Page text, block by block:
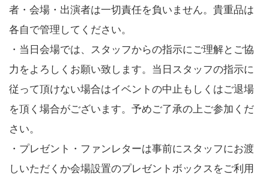
者・会場・出演者は一切責任を負いません。貴重品は
各自で管理してください。
・当日会場では、スタッフからの指示にご理解とご協
力をよろしくお願い致します。当日スタッフの指示に
従って頂けない場合はイベントの中止もしくはご退場
を頂く場合がございます。予めご了承の上ご参加くだ
さい。
・プレゼント・ファンレターは事前にスタッフにお渡
しいただくか会場設置のプレゼントボックスをご利用